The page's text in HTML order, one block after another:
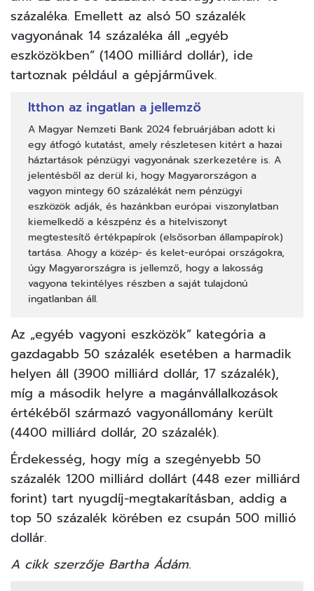
százaléka. Emellett az alsó 50 százalék
vagyonának 14 százaléka áll „egyéb
eszközökben” (1400 milliárd dollár), ide
tartoznak például a gépjárművek.
Itthon az ingatlan a jellemző
A Magyar Nemzeti Bank 2024 februárjában adott ki
egy átfogó kutatást, amely részletesen kitért a hazai
háztartások pénzügyi vagyonának szerkezetére is. A
jelentésből az derül ki, hogy Magyarországon a
vagyon mintegy 60 százalékát nem pénzügyi
eszközök adják, és hazánkban európai viszonylatban
kiemelkedő a készpénz és a hitelviszonyt
megtestesítő értékpapírok (elsősorban állampapírok)
tartása. Ahogy a közép- és kelet-európai országokra,
úgy Magyarországra is jellemző, hogy a lakosság
vagyona tekintélyes részben a saját tulajdonú
ingatlanban áll.
Az „egyéb vagyoni eszközök” kategória a
gazdagabb 50 százalék esetében a harmadik
helyen áll (3900 milliárd dollár, 17 százalék),
míg a második helyre a magánvállalkozások
értékéből származó vagyonállomány került
(4400 milliárd dollár, 20 százalék).
Érdekesség, hogy míg a szegényebb 50
százalék 1200 milliárd dollárt (448 ezer milliárd
forint) tart nyugdíj-megtakarításban, addig a
top 50 százalék körében ez csupán 500 millió
dollár.
A cikk szerzője Bartha Ádám.